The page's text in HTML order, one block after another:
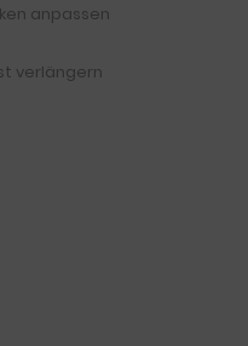
anpassen
verlängern